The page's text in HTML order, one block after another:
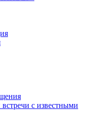
с известными